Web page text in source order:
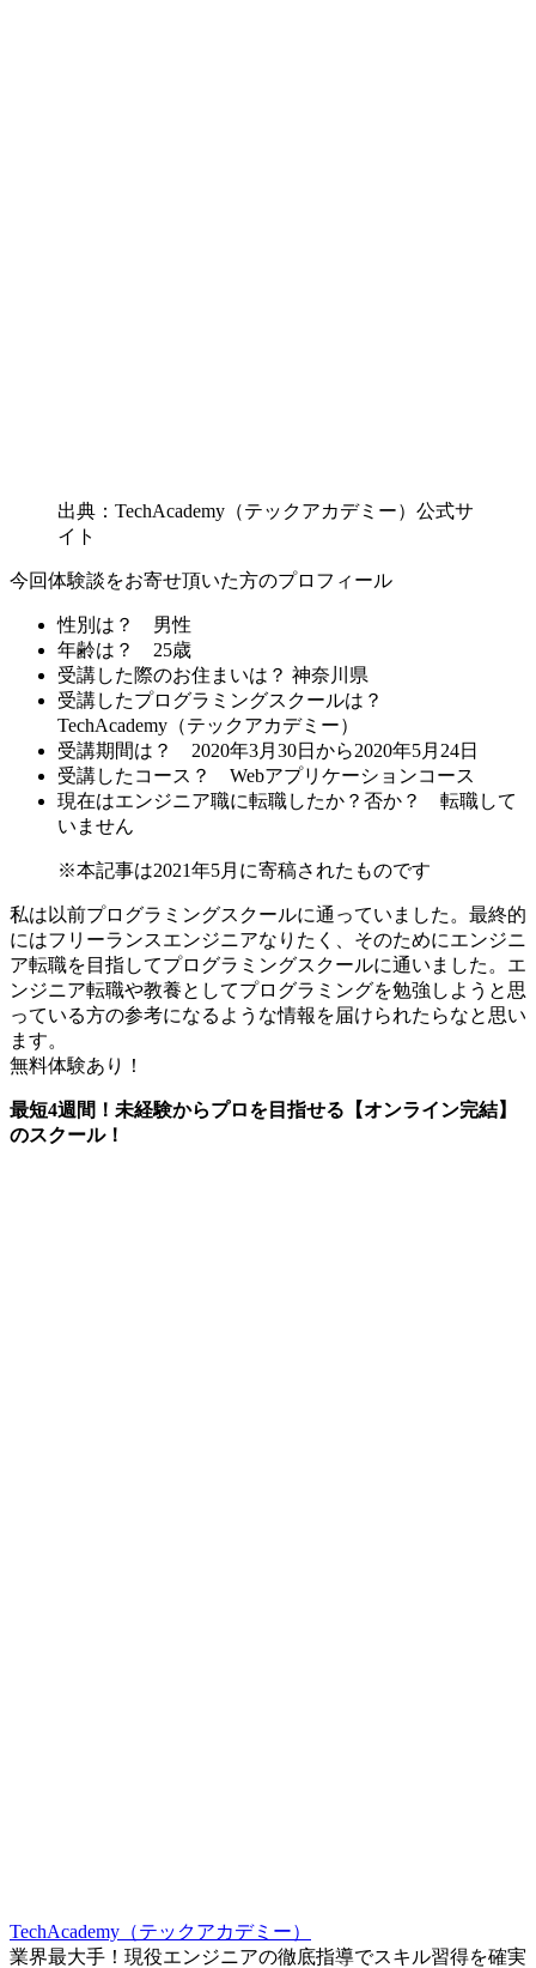
出典：TechAcademy（テックアカデミー）公式サ
イト
今回体験談をお寄せ頂いた方のプロフィール
性別は？ 男性
年齢は？ 25歳
受講した際のお住まいは？ 神奈川県
受講したプログラミングスクールは？
TechAcademy（テックアカデミー）
受講期間は？ 2020年3月30日から2020年5月24日
受講したコース？ Webアプリケーションコース
現在はエンジニア職に転職したか？否か？ 転職して
いません
※本記事は2021年5月に寄稿されたものです
私は以前プログラミングスクールに通っていました。最終的
にはフリーランスエンジニアなりたく、そのためにエンジニ
ア転職を目指してプログラミングスクールに通いました。エ
ンジニア転職や教養としてプログラミングを勉強しようと思
っている方の参考になるような情報を届けられたらなと思い
ます。
無料体験あり！
最短4週間！未経験からプロを目指せる【オンライン完結】
のスクール！
TechAcademy（テックアカデミー）
業界最大手！現役エンジニアの徹底指導でスキル習得を確実